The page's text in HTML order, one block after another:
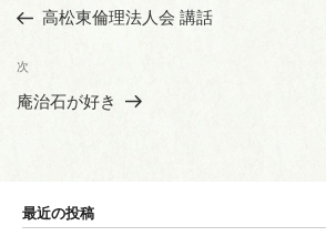
ナ
ビ
ゲ
ン
の
稿
高松東倫理法人会 講話
次
の
次
庵治石が好き
最近の投稿